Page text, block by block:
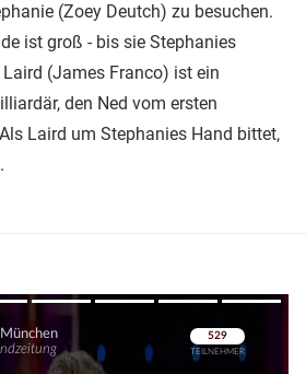
(Zoey Deutch) zu besuchen.
ist groß - bis sie Stephanies
Laird (James Franco) ist ein
den Ned vom ersten
Laird um Stephanies Hand bittet,
Überspringen